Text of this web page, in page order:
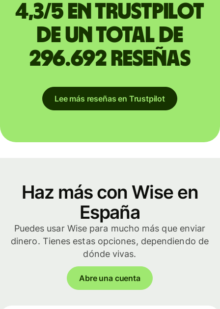
4,3/5 en Trustpilot
de un total de
296.692 reseñas
Lee más reseñas en Trustpilot
Haz más con Wise en
España
Puedes usar Wise para mucho más que enviar
dinero. Tienes estas opciones, dependiendo de
dónde vivas.
Abre una cuenta